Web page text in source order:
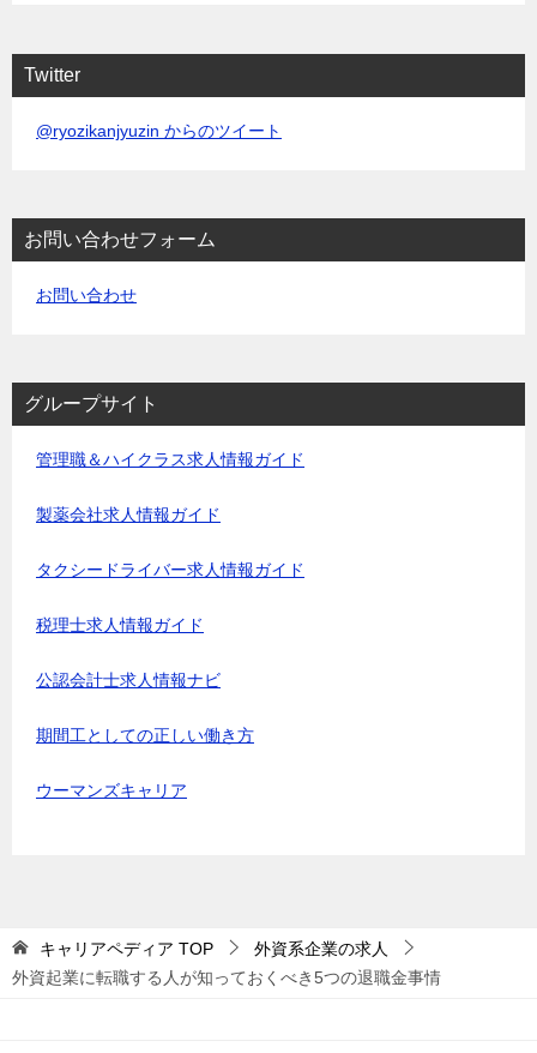
Twitter
@ryozikanjyuzin からのツイート
お問い合わせフォーム
お問い合わせ
グループサイト
管理職＆ハイクラス求人情報ガイド
製薬会社求人情報ガイド
タクシードライバー求人情報ガイド
税理士求人情報ガイド
公認会計士求人情報ナビ
期間工としての正しい働き方
ウーマンズキャリア
キャリアペディア TOP
外資系企業の求人
外資起業に転職する人が知っておくべき5つの退職金事情